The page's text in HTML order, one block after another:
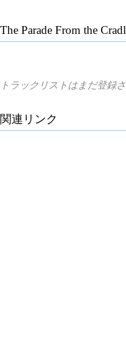
The Parade From the
トラックリストはまだ登録
関連リンク